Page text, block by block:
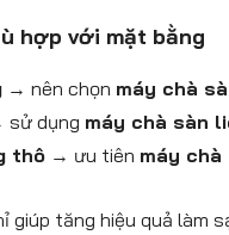
hợp với mặt bằng
→ nên chọn máy chà
sử dụng máy chà sàn
thô → ưu tiên máy chà
giúp tăng hiệu quả làm